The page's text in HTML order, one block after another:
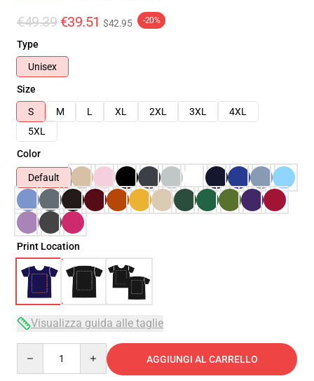
€49.39 €39.51 $42.95 -20%
Type
Unisex
Size
S
M L XL 2XL 3XL
4XL
5XL
Color
Default
Print Location
Visualizza guida alle taglie
AGGIUNGI AL CARRELLO